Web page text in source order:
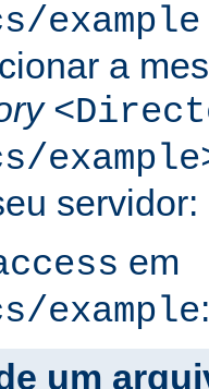
example
a
servidor:
em
example:
um